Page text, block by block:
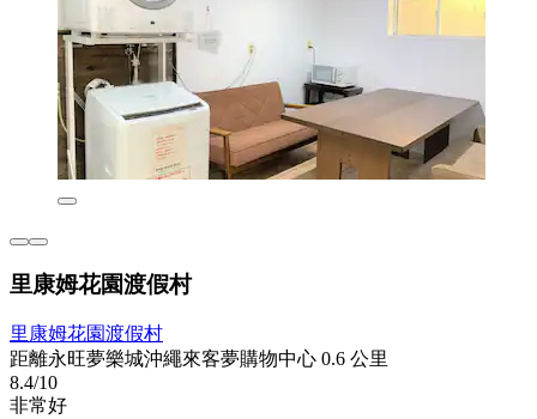
里康姆花園渡假村
里康姆花園渡假村
距離永旺夢樂城沖繩來客夢購物中心 0.6 公里
8.4/10
非常好